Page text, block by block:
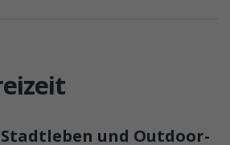
Stadtleben und Outdoor-